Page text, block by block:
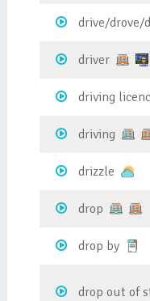
drive/drove/
driver
driving
driving
drizzle
drop
drop by
drop out of